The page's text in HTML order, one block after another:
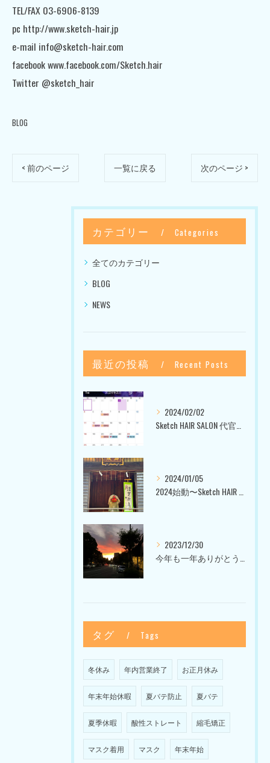
TEL/FAX 03-6906-8139
pc http://www.sketch-hair.jp
e-mail info@sketch-hair.com
facebook www.facebook.com/Sketch.hair
Twitter @sketch_hair
BLOG
< 前のページ 一覧に戻る 次のページ >
カテゴリー Categories
全てのカテゴリー
BLOG
NEWS
最近の投稿 Recent Posts
2024/02/02
2024/01/05
2023/12/30
タグ Tags
冬休み 年内営業終了 お正月休み
年末年始休暇 夏バテ防止 夏バテ
夏季休暇 酸性ストレート 縮毛矯正
マスク着用 マスク 年末年始